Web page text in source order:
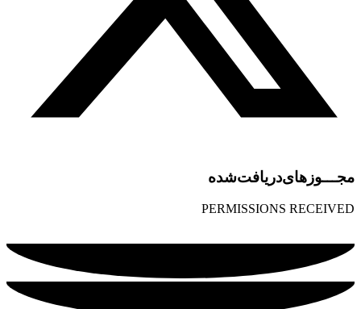
مجـــوز‌های‌دریافت‌شده
PERMISSIONS RECEIVED